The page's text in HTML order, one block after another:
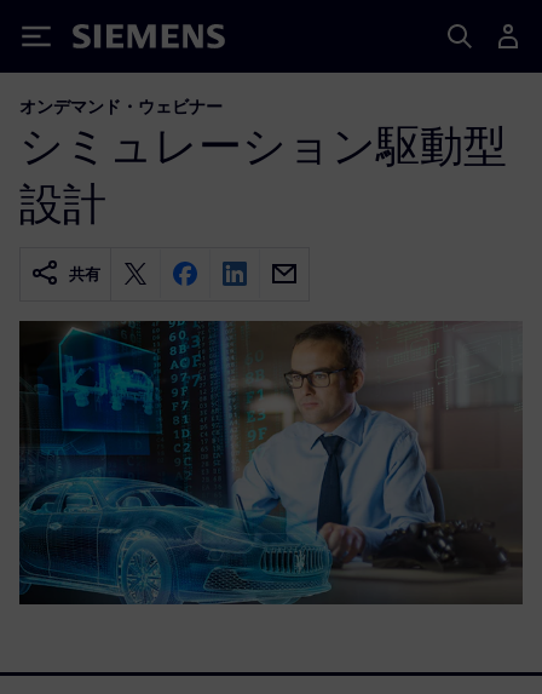
Siemens
オンデマンド・ウェビナー
シミュレーション駆動型
設計
共有